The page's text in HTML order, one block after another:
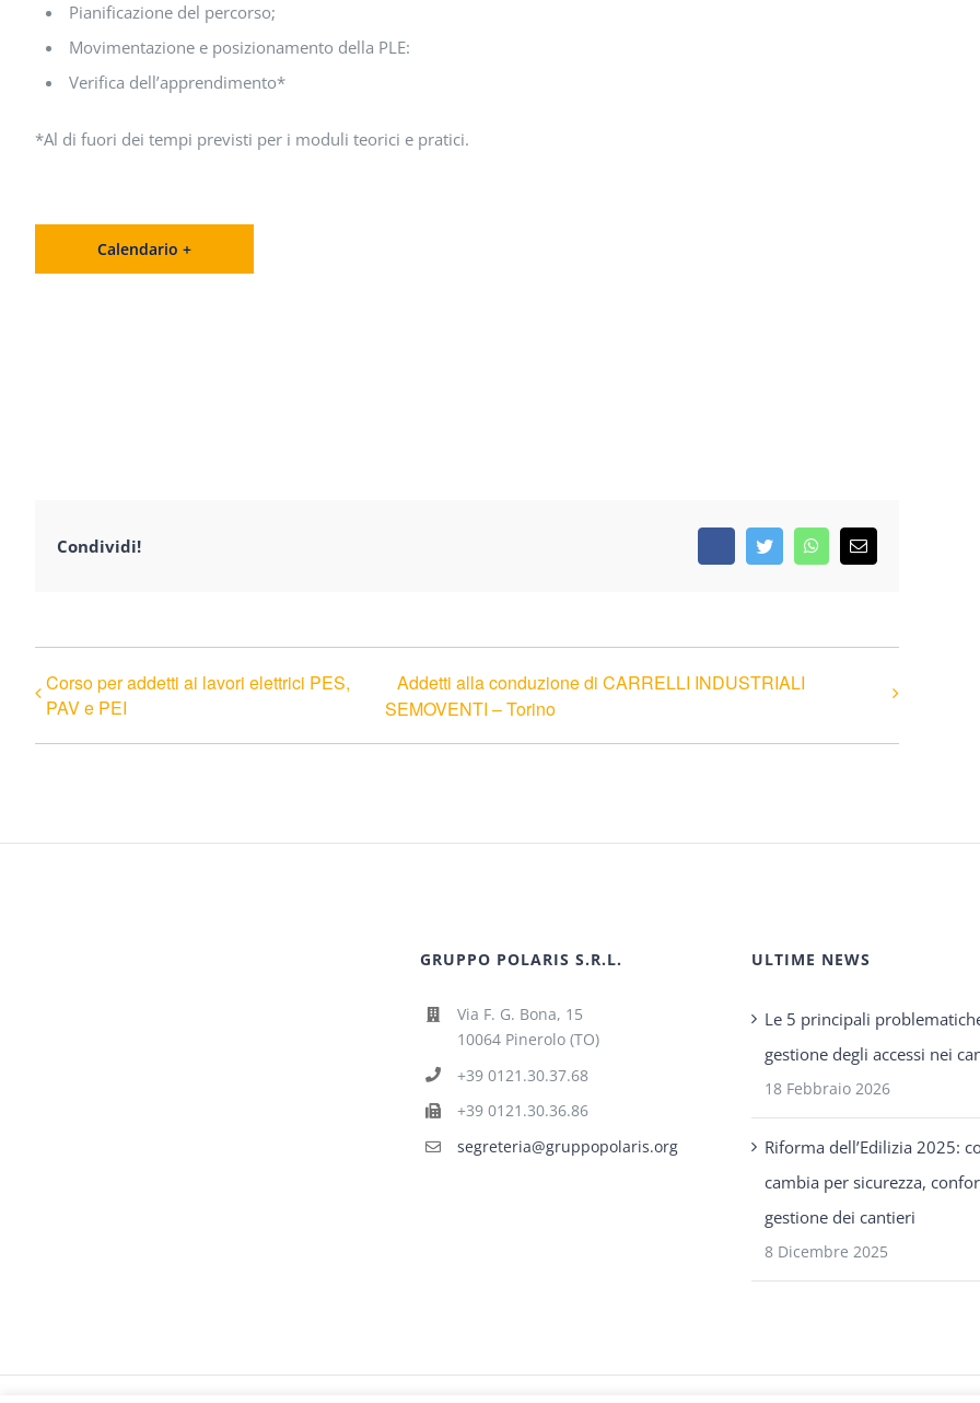
Pianificazione del percorso;
Movimentazione e posizionamento della PLE:
Verifica dell’apprendimento*
*Al di fuori dei tempi previsti per i moduli teorici e pratici.
Calendario +
Condividi! FacebookTwitterWhatsApp
Email
Corso per addetti ai lavori elettrici PES,
PAV e PEI
Addetti alla conduzione di CARRELLI INDUSTRIALI
SEMOVENTI – Torino
GRUPPO POLARIS S.R.L.
Via F. G. Bona, 15
10064 Pinerolo (TO)
+39 0121.30.37.68
+39 0121.30.36.86
segreteria@gruppopolaris.org
ULTIME NEWS
Le 5 principali
gestione degli accessi nei
18 Febbraio 2026
Riforma dell’Edilizia 2025:
cambia per sicurezza,
gestione dei cantieri
8 Dicembre 2025